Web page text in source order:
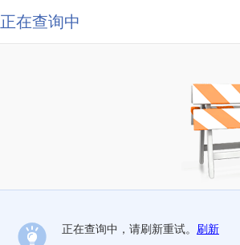
正在查询中
正在查询中，请刷新重试。 刷新